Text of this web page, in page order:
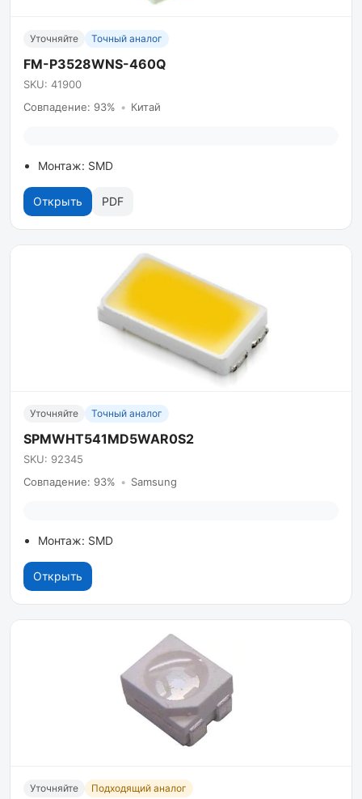
Уточняйте Точный аналог
FM-P3528WNS-460Q
SKU: 41900
Совпадение: 93% • Китай
Монтаж: SMD
Открыть PDF
Уточняйте Точный аналог
SPMWHT541MD5WAR0S2
SKU: 92345
Совпадение: 93% • Samsung
Монтаж: SMD
Открыть
Уточняйте Подходящий аналог